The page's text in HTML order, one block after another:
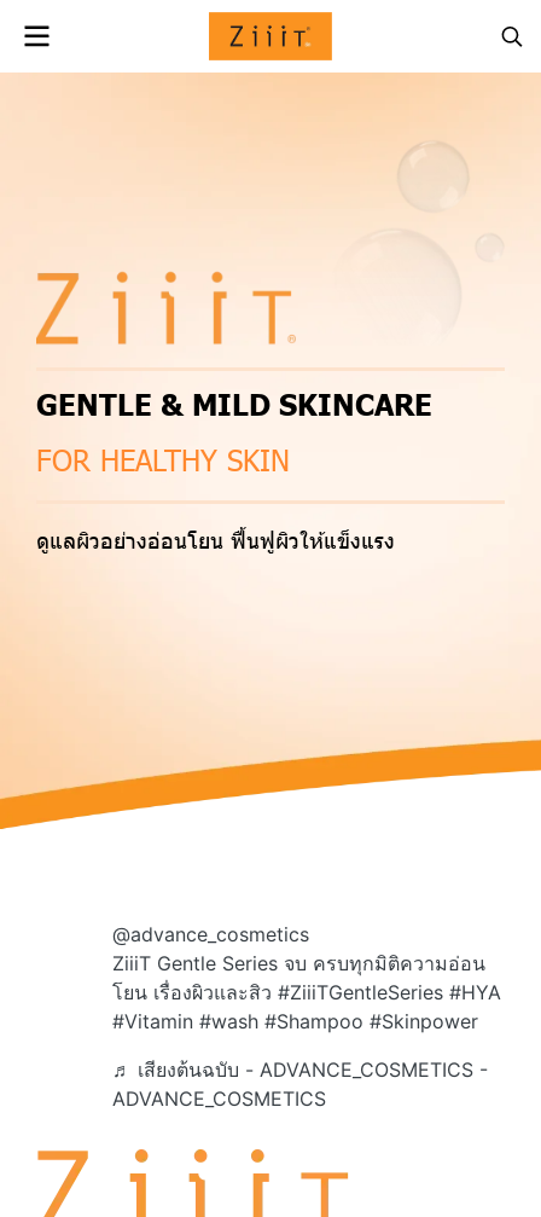
GENTLE & MILD SKINCARE
FOR HEALTHY SKIN
ดูแลผิวอย่างอ่อนโยน ฟื้นฟูผิวให้แข็งแรง
@advance_cosmetics
ZiiiT Gentle Series จบ ครบทุกมิติความอ่อน
โยน เรื่องผิวและสิว #ZiiiTGentleSeries #HYA
#Vitamin #wash #Shampoo #Skinpower
♬ เสียงต้นฉบับ - ADVANCE_COSMETICS -
ADVANCE_COSMETICS